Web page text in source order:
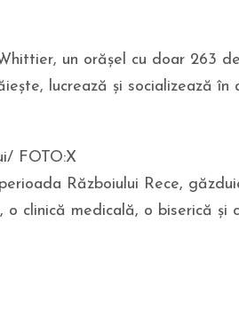
un orășel cu doar 263
lucrează și socializează în
FOTO:X
Războiului Rece,
clinică medicală, o biserică și